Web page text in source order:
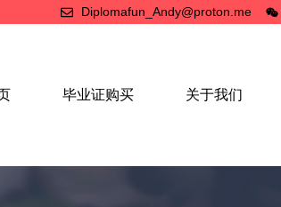
Diplomafun_Andy@proton.me
毕业证购买 关于我们